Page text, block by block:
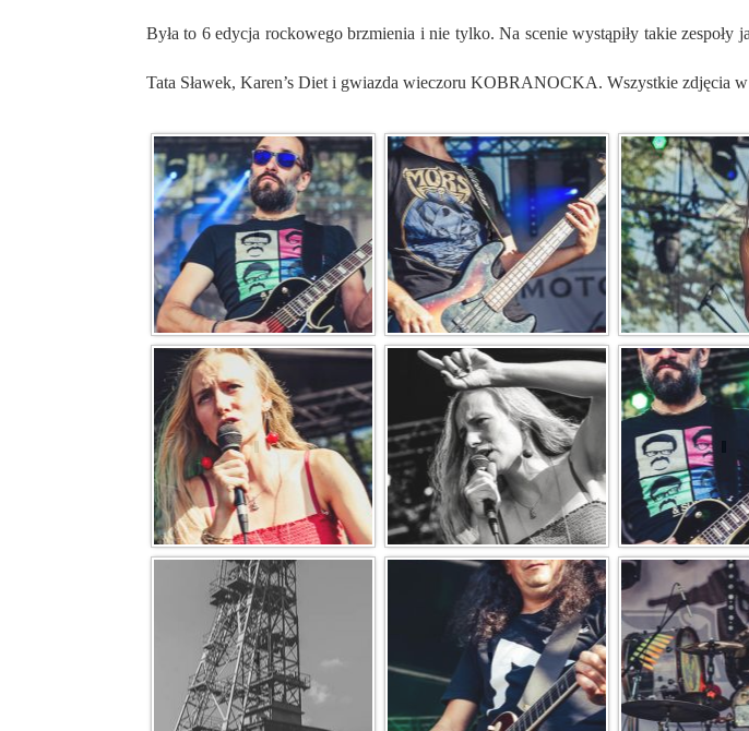
Była to 6 edycja rockowego brzmienia i nie tylko. Na scenie wystąpiły takie
Tata Sławek, Karen’s Diet i gwiazda wieczoru KOBRANOCKA. Wszystkie